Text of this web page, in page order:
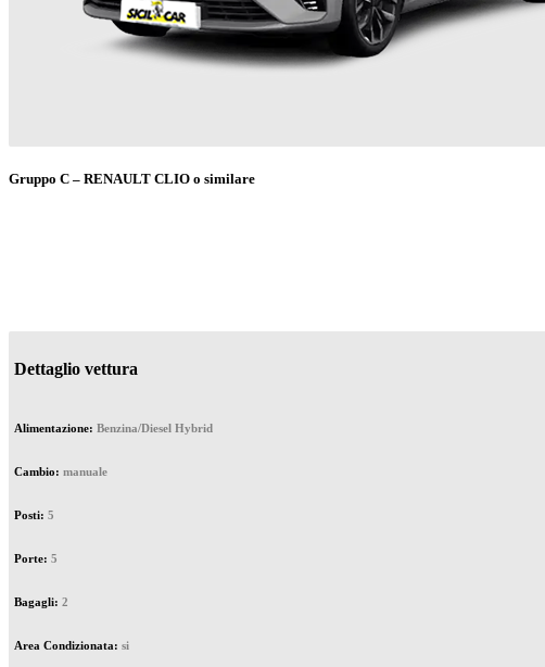
Gruppo C – RENAULT CLIO o similare
Dettaglio vettura
Alimentazione: Benzina/Diesel Hybrid
Cambio: manuale
Posti: 5
Porte: 5
Bagagli: 2
Area Condizionata: si